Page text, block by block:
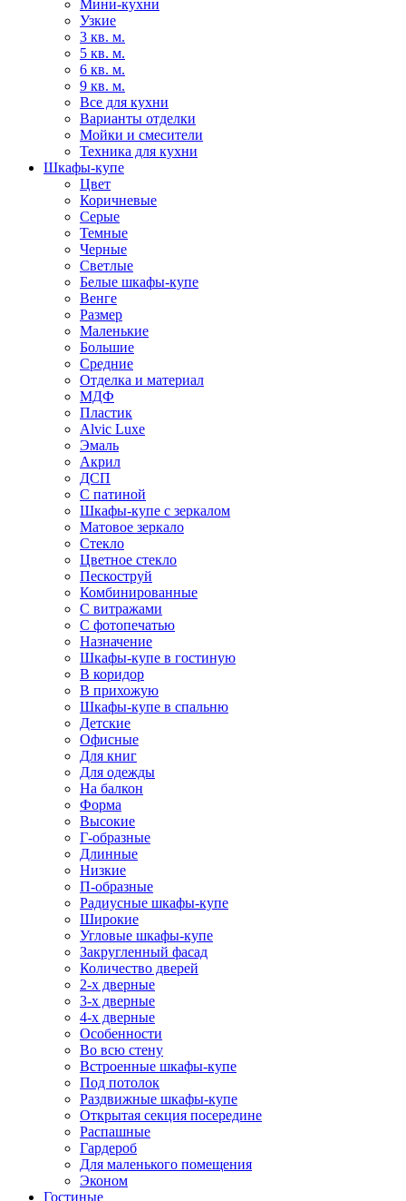
Мини-кухни
Узкие
3 кв. м.
5 кв. м.
6 кв. м.
9 кв. м.
Все для кухни
Варианты отделки
Мойки и смесители
Техника для кухни
Шкафы-купе
Цвет
Коричневые
Серые
Темные
Черные
Светлые
Белые шкафы-купе
Венге
Размер
Маленькие
Большие
Средние
Отделка и материал
МДФ
Пластик
Alvic Luxe
Эмаль
Акрил
ДСП
С патиной
Шкафы-купе с зеркалом
Матовое зеркало
Стекло
Цветное стекло
Пескоструй
Комбинированные
С витражами
С фотопечатью
Назначение
Шкафы-купе в гостиную
В коридор
В прихожую
Шкафы-купе в спальню
Детские
Офисные
Для книг
Для одежды
На балкон
Форма
Высокие
Г-образные
Длинные
Низкие
П-образные
Радиусные шкафы-купе
Широкие
Угловые шкафы-купе
Закругленный фасад
Количество дверей
2-х дверные
3-х дверные
4-х дверные
Особенности
Во всю стену
Встроенные шкафы-купе
Под потолок
Раздвижные шкафы-купе
Открытая секция посередине
Распашные
Гардероб
Для маленького помещения
Эконом
Гостиные